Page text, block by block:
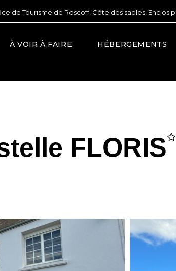
de Tourisme de Roscoff, Côte des sables, Enclos
À VOIR À FAIRE HÉBERGEMENTS
FLORIS